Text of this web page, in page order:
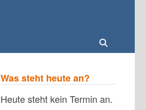
Was steht heute an?
Heute steht kein Termin an.